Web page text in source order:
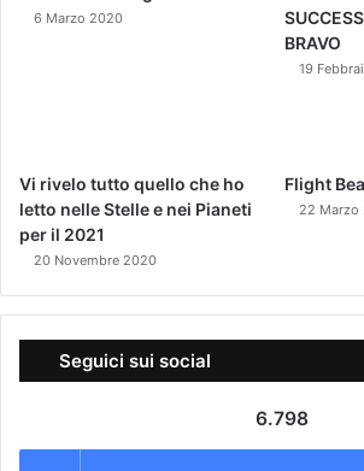
6 Marzo 2020
BRAVO
19
Vi rivelo tutto quello che ho
letto nelle Stelle e nei Pianeti
per il 2021
20 Novembre 2020
Flight
22 Marzo
Seguici sui social
6.798